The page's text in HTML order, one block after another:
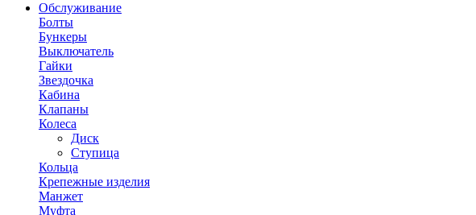
Обслуживание
Болты
Бункеры
Выключатель
Гайки
Звездочка
Кабина
Клапаны
Колеса
Диск
Ступица
Кольца
Крепежные изделия
Манжет
Муфта